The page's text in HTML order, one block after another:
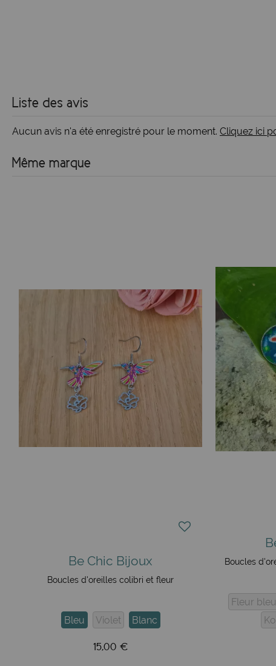
Liste des avis
Aucun avis n'a été enregistré pour le moment. Cliquez ici
Même marque
Be Chic Bijoux
Boucles d'oreilles colibri et fleur
Bleu Violet Blanc
15,00 €
Boucles
Fleur